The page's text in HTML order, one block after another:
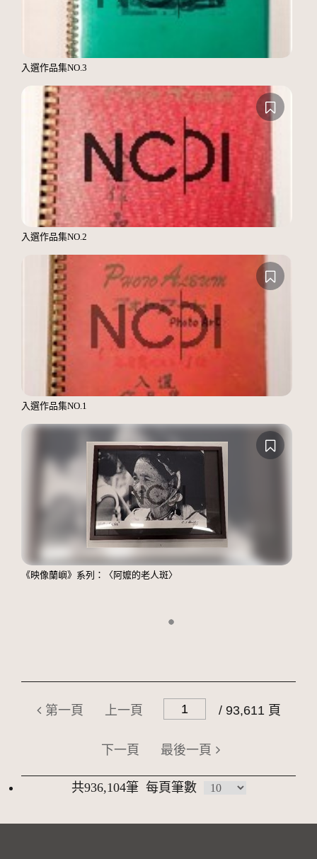
入選作品集NO.3
入選作品集NO.2
入選作品集NO.1
《映像蘭嶼》系列：〈阿嬤的老人斑〉
第一頁 上一頁 / 93,611 頁
下一頁 最後一頁
共936,104筆 每頁筆數